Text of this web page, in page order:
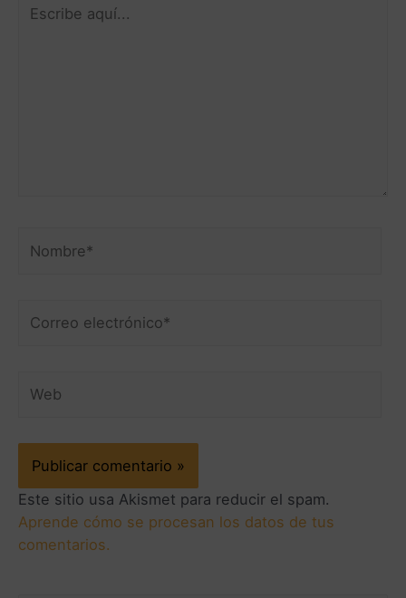
Este sitio usa Akismet para reducir el spam.
Aprende cómo se procesan los datos de tus
comentarios.